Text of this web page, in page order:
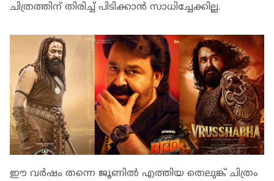
ചിത്രത്തിന് തിരിച്ച് പിടിക്കാന്‍ സാധിച്ചേക്കില്ല.
ഈ വർഷം തന്നെ ജൂണിൽ എത്തിയ തെലുങ്ക് ചിത്രം